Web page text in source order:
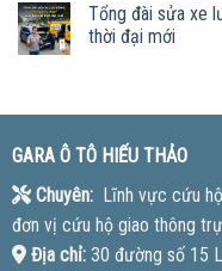
Tổng đài sửa xe
thời đại mới
GARA Ô TÔ HIẾU THẢO
Chuyên:Lĩnh vực cứu hộ
đơn vị cứu hộ giao thông
Địa chỉ:30 đường số 15